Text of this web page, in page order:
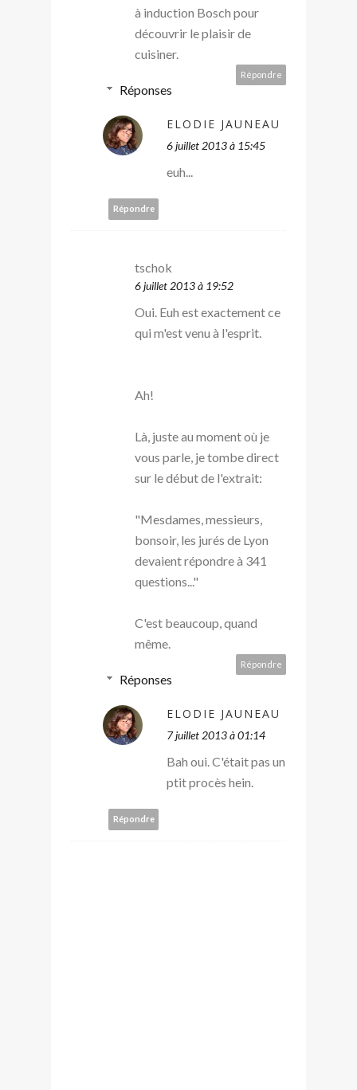
à induction Bosch pour
découvrir le plaisir de
cuisiner.
Répondre
Réponses
ELODIE JAUNEAU
6 juillet 2013 à 15:45
euh...
Répondre
tschok
6 juillet 2013 à 19:52
Oui. Euh est exactement ce
qui m'est venu à l'esprit.
Ah!
Là, juste au moment où je
vous parle, je tombe direct
sur le début de l'extrait:
"Mesdames, messieurs,
bonsoir, les jurés de Lyon
devaient répondre à 341
questions..."
C'est beaucoup, quand
même.
Répondre
Réponses
ELODIE JAUNEAU
7 juillet 2013 à 01:14
Bah oui. C'était pas un
ptit procès hein.
Répondre